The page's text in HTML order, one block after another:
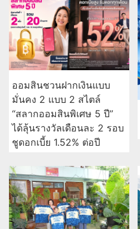
ออมสินชวนฝากเงินแบบ
มั่นคง 2 แบบ 2 สไตล์
“สลากออมสินพิเศษ 5 ปี”
ได้ลุ้นรางวัลเดือนละ 2 รอบ
ชูดอกเบี้ย 1.52% ต่อปี